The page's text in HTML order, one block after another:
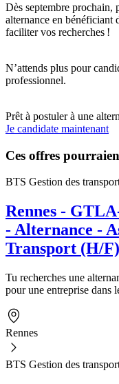
Dès septembre prochain,
alternance en bénéficiant
faciliter vos recherches !
N’attends plus pour
professionnel.
Prêt à postuler à une
Je candidate maintenant
Ces offres
BTS Gestion des
Rennes -
- Alternance -
Transport (H/F)
Tu recherches une
pour une entreprise dans
Rennes
BTS Gestion des